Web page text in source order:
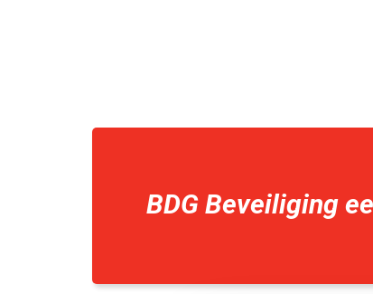
BDG Beveiliging